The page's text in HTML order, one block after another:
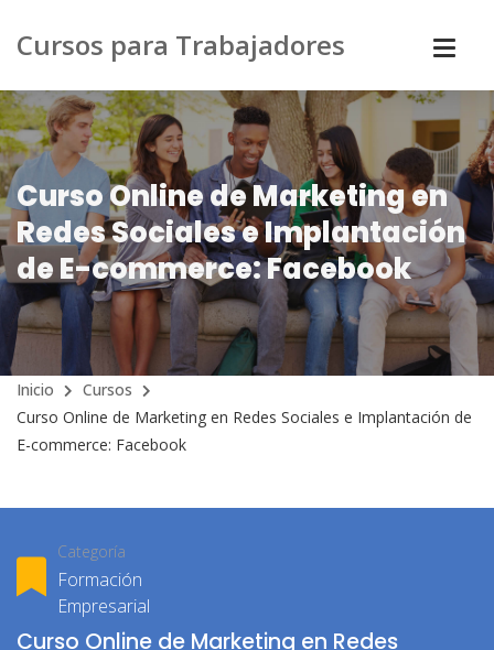
Cursos para Trabajadores
Curso Online de Marketing en
Redes Sociales e Implantación
de E-commerce: Facebook
Inicio
Cursos
Curso Online de Marketing en Redes Sociales e Implantación de
E-commerce: Facebook
Categoría
Formación
Empresarial
Curso Online de Marketing en Redes